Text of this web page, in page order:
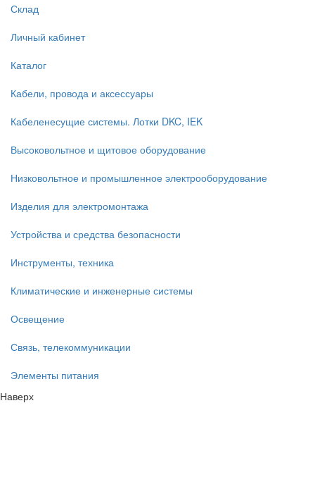
Склад
Личный кабинет
Каталог
Кабели, провода и аксессуары
Кабеленесущие системы. Лотки DKC, IEK
Высоковольтное и щитовое оборудование
Низковольтное и промышленное электрооборудование
Изделия для электромонтажа
Устройства и средства безопасности
Инструменты, техника
Климатические и инженерные системы
Освещение
Связь, телекоммуникации
Элементы питания
Наверх